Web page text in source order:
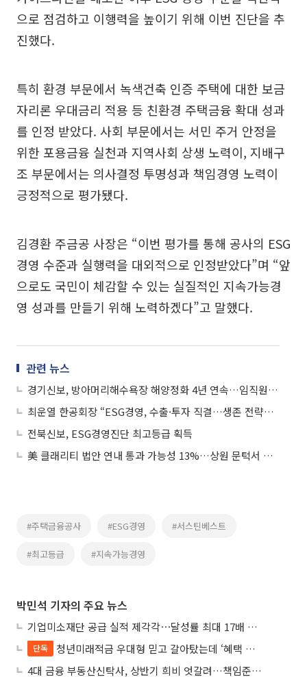
으로 점검하고 이행력을 높이기 위해 이번 진단을 추
진했다.
특히 환경 부문에서 녹색건축 인증 주택에 대한 보금
자리론 우대금리 적용 등 친환경 주택금융 확대 성과
를 인정 받았다. 사회 부문에서는 서민 주거 안정을
위한 포용금융 실천과 지역사회 상생 노력이, 지배구
조 부문에서는 의사결정 투명성과 책임경영 노력이
긍정적으로 평가됐다.
김경환 주금공 사장은 “이번 평가를 통해 공사의 ESG
경영 수준과 실행력을 대외적으로 인정받았다”며 “앞
으로도 국민이 체감할 수 있는 실질적인 지속가능경
영 성과를 만들기 위해 노력하겠다”고 말했다.
관련 뉴스
경기신보, 방아머리해수욕장 해양정화 4년 연속…임직원·신규입사자 41명 구슬땀
최운열 한공회장 “ESG경영, 수출·투자 직결…생존 전략으로 봐야”
전북신보, ESG경영진단 최고등급 획득
美 클래리티 법안 연내 통과 가능성 13%…상원 문턱서 제동
#주택금융공사 #ESG경영 #서스틴베스트
#최고등급 #지속가능경영
박민석 기자의 주요 뉴스
기업미소재단 공급 실적 제각각⋯달성률 최대 17배 차이
단독
청년미래적금 우대형 믿고 갈아탔는데 ‘혜택 반토막’…심사 오류에 가입자 혼선
4대 금융 부동산신탁사, 상반기 희비 엇갈려…책임준공 손실 반영 시점이 갈랐다